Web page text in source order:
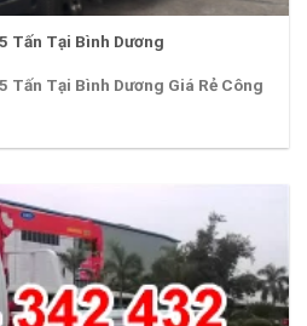
Tấn Tại Bình Dương
Tấn Tại Bình Dương Giá Rẻ Công